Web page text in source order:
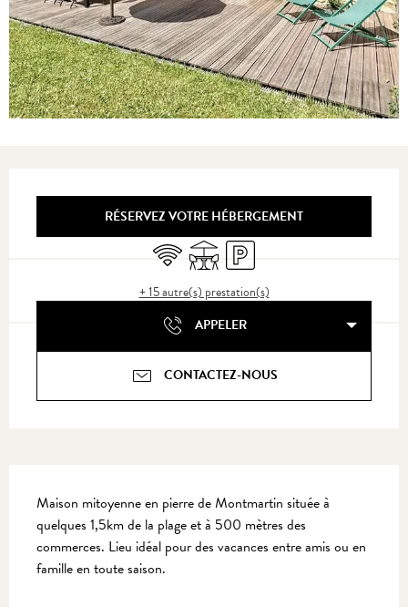
RÉSERVEZ VOTRE HÉBERGEMENT
WiFi TerrasseParking
+ 15 autre(s) prestation(s)
APPELER
CONTACTEZ-NOUS
Maison mitoyenne en pierre de Montmartin située à
quelques 1,5km de la plage et à 500 mètres des
commerces. Lieu idéal pour des vacances entre amis ou en
famille en toute saison.